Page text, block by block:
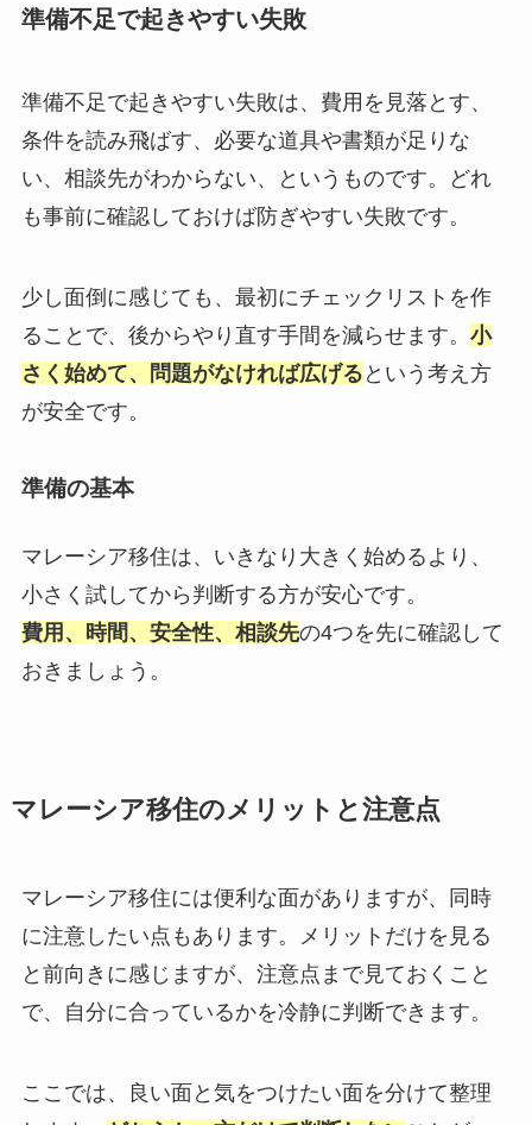
準備不足で起きやすい失敗
準備不足で起きやすい失敗は、費用を見落とす、
条件を読み飛ばす、必要な道具や書類が足りな
い、相談先がわからない、というものです。どれ
も事前に確認しておけば防ぎやすい失敗です。
少し面倒に感じても、最初にチェックリストを作
ることで、後からやり直す手間を減らせます。 小
さく始めて、問題がなければ広げる という考え方
が安全です。
準備の基本
マレーシア移住は、いきなり大きく始めるより、
小さく試してから判断する方が安心です。
費用、時間、安全性、相談先の4つを先に確認して
おきましょう。
マレーシア移住のメリットと注意点
マレーシア移住には便利な面がありますが、同時
に注意したい点もあります。メリットだけを見る
と前向きに感じますが、注意点まで見ておくこと
で、自分に合っているかを冷静に判断できます。
ここでは、良い面と気をつけたい面を分けて整理